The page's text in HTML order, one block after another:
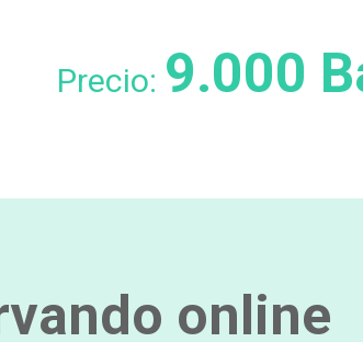
Precio: 9.000
online